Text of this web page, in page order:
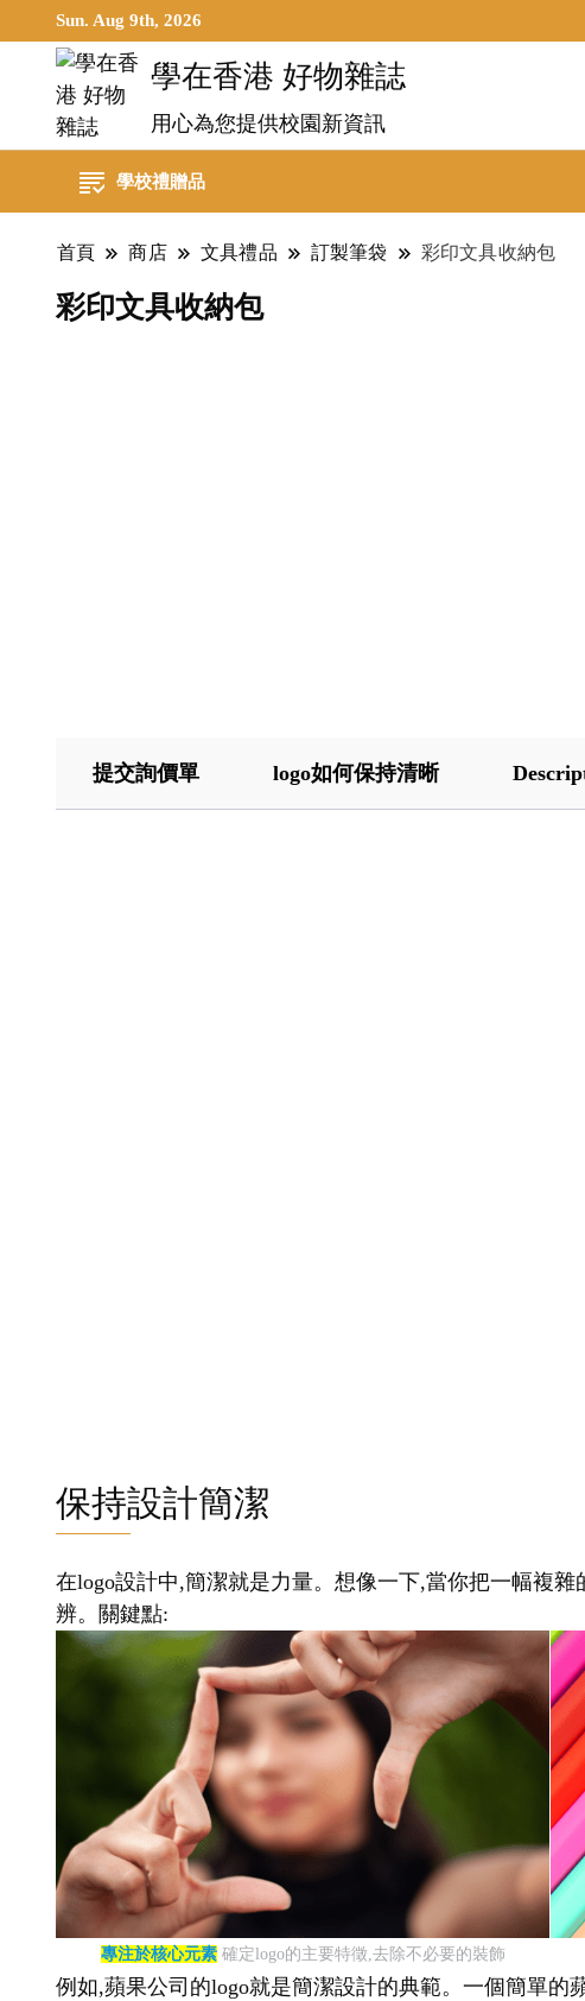
Sun. Aug 9th, 2026
學在香港 好物雜誌
用心為您提供校園新資訊
學校禮贈品
首頁 商店 文具禮品 訂製筆袋 彩印文具收納包
彩印文具收納包
提交詢價單 logo如何保持清晰
保持設計簡潔
在logo設計中,簡潔就是力量。想像一下,當你把一幅複
辨。關鍵點:
專注於核心元素確定logo的主要特徵,去除不必要的裝飾
例如,蘋果公司的logo就是簡潔設計的典範。一個簡單的